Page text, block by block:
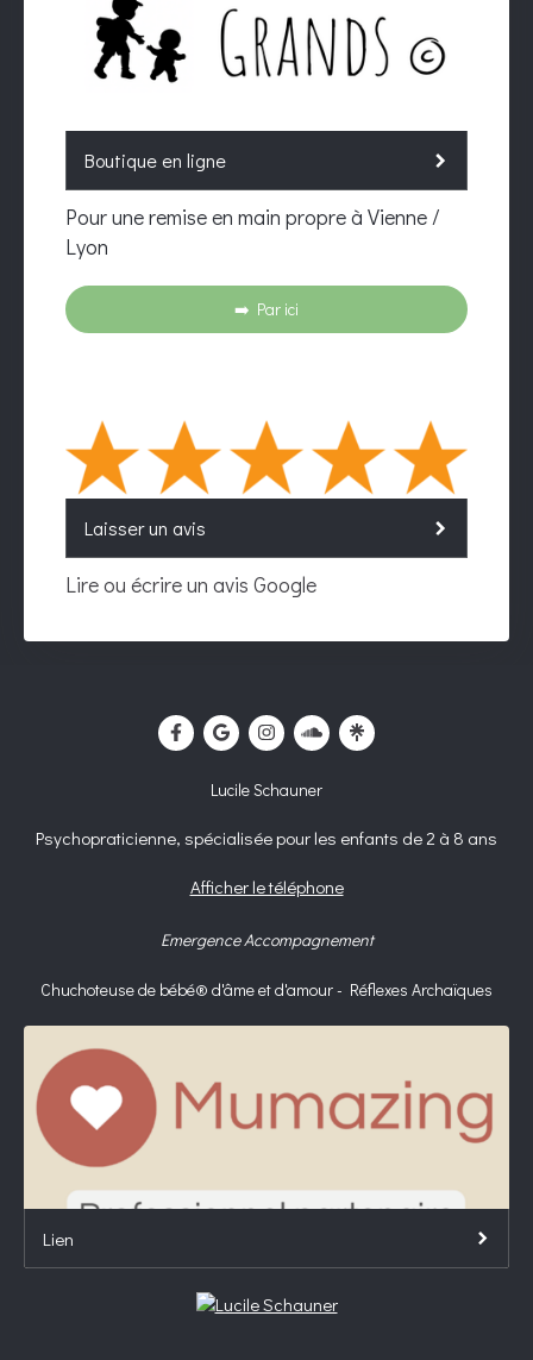
Boutique en ligne
Pour une remise en main propre à Vienne /
Lyon
➡️ Par ici
Laisser un avis
Lire ou écrire un avis Google
Lucile Schauner
Psychopraticienne, spécialisée pour les enfants de 2 à 8 ans
Afficher le téléphone
Emergence Accompagnement
Chuchoteuse de bébé® d'âme et d'amour - Réflexes Archaïques
Lien